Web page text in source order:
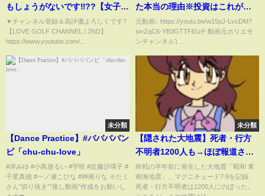
もしょうがないです‼️??【女子プ
ロゴルファー】
▼チャンネル登録＆高評価よろしくです?
【LOVE GOLF CHANNEL / 2ND】
https://www.youtube.com/...
た本当の理由※投資はこれが正
解です【堀江貴文切り抜き】
元動画↓ https://youtu.be/w15pJ-LvcDM?
si=ZqC6-YB3GTTFlGzF 動画元ホリエモ
ンチャンネル⤵︎ ...
未分類
【Dance Practice】#ババババン
ビ「chu-chu-love」
#岸みゆ #小鳥遊るい #宇咲 #近藤沙瑛子 #
千星真穂 #一ノ瀬こひな #神南りな ※たく
さん”切り抜き””推し動画”作成をお願いし
未分類
【隠された大地震】死者・行方
不明者1200人も→ほぼ報道され
ず…なぜ人々は口を閉ざしたの
か【DIGドキュメント×MBS】
終戦の半年前に発生した大地震「昭和 東
南海地震」。マグニチュード7.9を記録、
死者・行方不明者は1200人にのぼった。